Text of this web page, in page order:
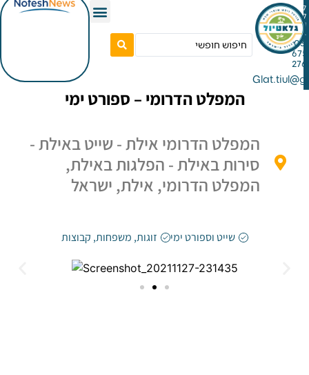
המפלט הדרומי – ספורט ימי
המפלט הדרומי אילת - שייט באילת -
סירות באילת - הפלגות באילת,
המפלט הדרומי, אילת, ישראל
שייט וספורט ימי זוגות,משפחות,קבוצות